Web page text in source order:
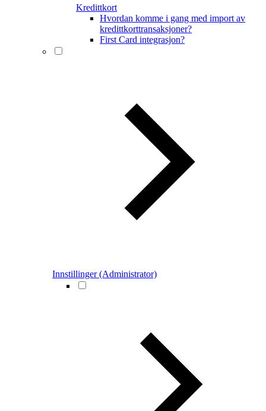
Kredittkort
Hvordan komme i gang med import av
kredittkorttransaksjoner?
First Card integrasjon?
Innstillinger (Administrator)